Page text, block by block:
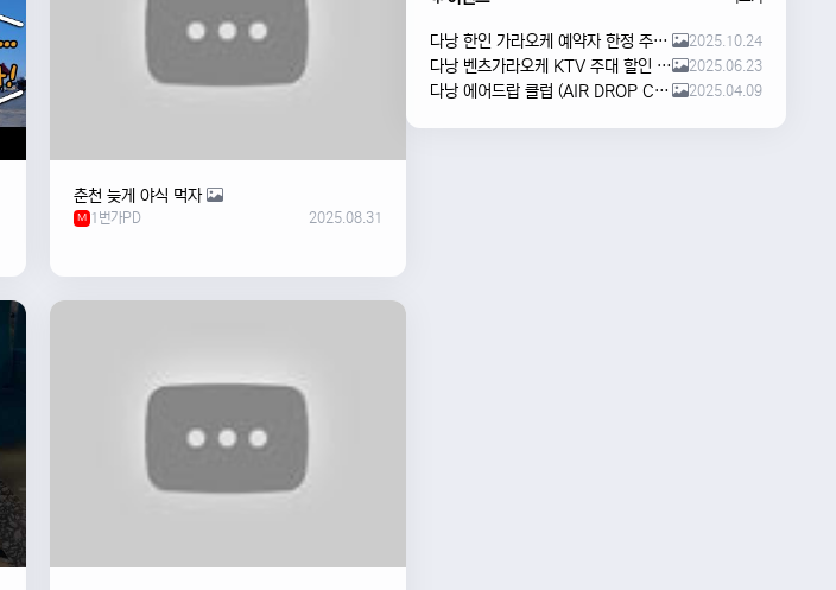
춘천 늦게 야식 먹자
M 1번가PD 2025.08.31
다낭 한인 가라오케 예약자 한정 주류 이벤트 안내 2025.10.24
다낭 벤츠가라오케 KTV 주대 할인 해피아워 이벤트 2025.06.23
다낭 에어드랍 클럽 (AIR DROP CLUB) 오픈 이벤트!! 2025.04.09